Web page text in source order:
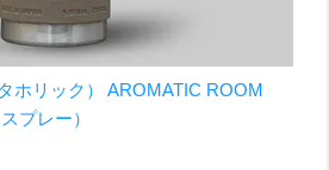
ホリック） AROMATIC ROOM
プレー）